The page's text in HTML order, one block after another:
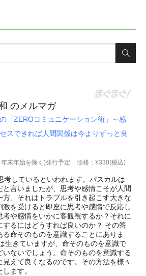
のメルマガ
「ZEROコミュニケーション術」～感
スできれば人間関係は今よりずっと良
末年始を除く)発行予定 価格：¥330(税込)
考しているといわれます。パスカルは
と言いましたが、思考や感情こそが人間
方、それはトラブルを引き起こす大きな
を受けると即座に思考や感情で反応し
考や感情をいかに客観視するか？それに
するにはどうすれば良いのか？ その答
命そのものを意識することにありま
生きていますが、命そのものを意識で
いないでしょう。命そのものを意識する
見えて良くなるのです。その方法を様々
ます。